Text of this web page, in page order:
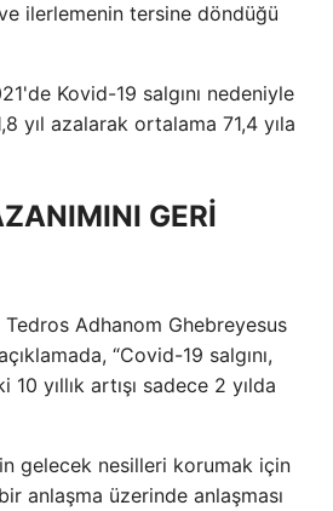
ilerlemenin tersine döndüğü
Kovid-19 salgını nedeniyle
yıl azalarak ortalama 71,4 yıla
GERİ
Adhanom Ghebreyesus
“Covid-19 salgını,
yıllık artışı sadece 2 yılda
gelecek nesilleri korumak için
anlaşma üzerinde anlaşması